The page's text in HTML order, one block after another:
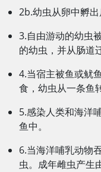
2b.幼虫从卵中孵出
3.自由游动的幼虫
的幼虫，并从肠道
4.当宿主被鱼或鱿
食，幼虫从一条鱼
5.感染人类和海洋
鱼中。
6.当海洋哺乳动物
虫。成年雌虫产生